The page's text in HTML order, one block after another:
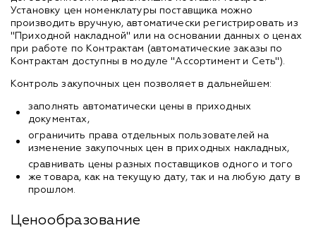
Установку цен номенклатуры поставщика можно
производить вручную, автоматически регистрировать из
"Приходной накладной" или на основании данных о ценах
при работе по Контрактам (автоматические заказы по
Контрактам доступны в модуле "Ассортимент и Сеть").
Контроль закупочных цен позволяет в дальнейшем:
заполнять автоматически цены в приходных
документах,
ограничить права отдельных пользователей на
изменение закупочных цен в приходных накладных,
сравнивать цены разных поставщиков одного и того
же товара, как на текущую дату, так и на любую дату в
прошлом.
Ценообразование